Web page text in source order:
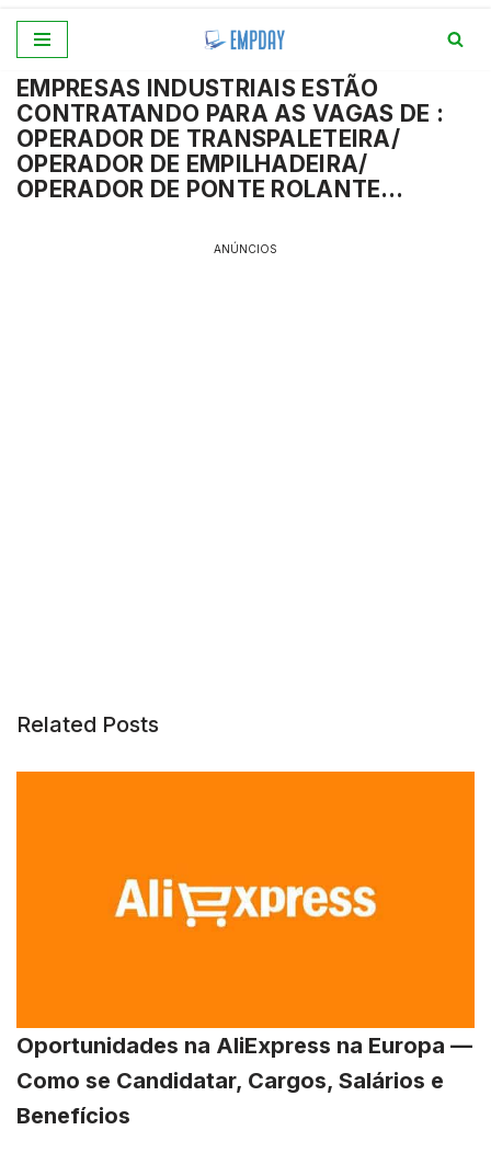
para
o
conteúdo
EMPRESAS INDUSTRIAIS ESTÃO
CONTRATANDO PARA AS VAGAS DE :
OPERADOR DE TRANSPALETEIRA/
OPERADOR DE EMPILHADEIRA/
OPERADOR DE PONTE ROLANTE…
ANÚNCIOS
Related Posts
Oportunidades na AliExpress na Europa —
Como se Candidatar, Cargos, Salários e
Benefícios